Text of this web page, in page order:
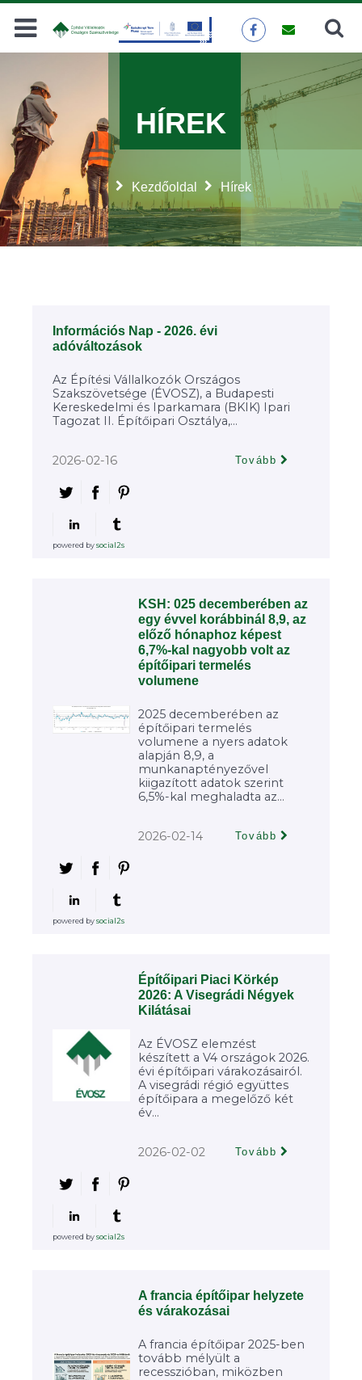
Keresés
Kezdőoldal Hírek
HÍREK
Információs Nap - 2026. évi
adóváltozások
Az Építési Vállalkozók Országos
Szakszövetsége (ÉVOSZ), a Budapesti
Kereskedelmi és Iparkamara (BKIK) Ipari
Tagozat II. Építőipari Osztálya,...
2026-02-16 Tovább
powered bysocial2s
KSH: 025 decemberében az
egy évvel korábbinál 8,9, az
előző hónaphoz képest
6,7%-kal nagyobb volt az
építőipari termelés
volumene
2025 decemberében az
építőipari termelés
volumene a nyers adatok
alapján 8,9, a
munkanaptényezővel
kiigazított adatok szerint
6,5%-kal meghaladta az...
2026-02-14 Tovább
powered bysocial2s
Építőipari Piaci Körkép
2026: A Visegrádi Négyek
Kilátásai
Az ÉVOSZ elemzést
készített a V4 országok 2026.
évi építőipari várakozásairól.
A visegrádi régió együttes
építőipara a megelőző két
év...
2026-02-02 Tovább
powered bysocial2s
A francia építőipar helyzete
és várakozásai
A francia építőipar 2025-ben
tovább mélyült a
recesszióban, miközben